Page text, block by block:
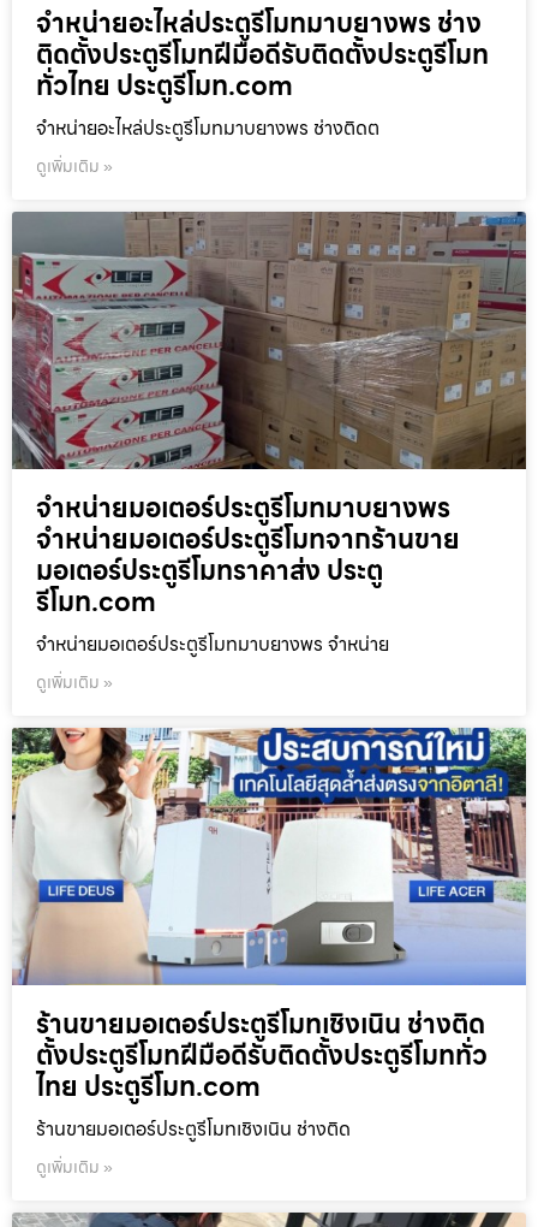
จำหน่ายอะไหล่ประตูรีโมทมาบยางพร ช่าง
ติดตั้งประตูรีโมทฝีมือดีรับติดตั้งประตูรีโมท
ทั่วไทย ประตูรีโมท.com
จำหน่ายอะไหล่ประตูรีโมทมาบยางพร ช่างติดต
ดูเพิ่มเติม »
จำหน่ายมอเตอร์ประตูรีโมทมาบยางพร
จำหน่ายมอเตอร์ประตูรีโมทจากร้านขาย
มอเตอร์ประตูรีโมทราคาส่ง ประตู
รีโมท.com
จำหน่ายมอเตอร์ประตูรีโมทมาบยางพร จำหน่าย
ดูเพิ่มเติม »
ร้านขายมอเตอร์ประตูรีโมทเชิงเนิน ช่างติด
ตั้งประตูรีโมทฝีมือดีรับติดตั้งประตูรีโมททั่ว
ไทย ประตูรีโมท.com
ร้านขายมอเตอร์ประตูรีโมทเชิงเนิน ช่างติด
ดูเพิ่มเติม »